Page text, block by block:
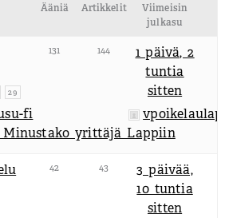
Ääniä Artikkelit
Viimeisin
julkasu
29
fi
Minustako yrittäjä Lappiin
131 144
1 päivä, 2
tuntia
sitten
42 43
3 päivää,
10 tuntia
sitten